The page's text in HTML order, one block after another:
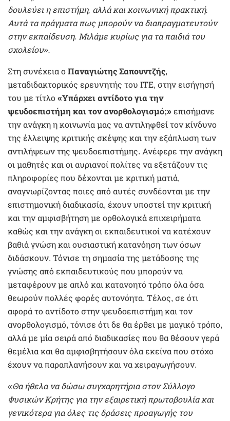
δουλεύει η επιστήμη, αλλά και κοινωνική πρακτική.
Αυτά τα πράγματα πως μπορούν να διαπραγματευτούν
στην εκπαίδευση. Μιλάμε κυρίως για τα παιδιά του
σχολείου».
Στη συνέχεια ο Παναγιώτης Σαπουντζής,
μεταδιδακτορικός ερευνητής του ΙΤΕ, στην εισήγησή
του με τίτλο «Υπάρχει αντίδοτο για την
ψευδοεπιστήμη και τον ανορθολογισμό;» επισήμανε
την ανάγκη η κοινωνία μας να αντιληφθεί τον κίνδυνο
της έλλειψης κριτικής σκέψης και την εξάπλωση των
αντιλήψεων της ψευδοεπιστήμης. Ανέφερε την ανάγκη
οι μαθητές και οι αυριανοί πολίτες να εξετάζουν τις
πληροφορίες που δέχονται με κριτική ματιά,
αναγνωρίζοντας ποιες από αυτές συνδέονται με την
επιστημονική διαδικασία, έχουν υποστεί την κριτική
και την αμφισβήτηση με ορθολογικά επιχειρήματα
καθώς και την ανάγκη οι εκπαιδευτικοί να κατέχουν
βαθιά γνώση και ουσιαστική κατανόηση των όσων
διδάσκουν. Τόνισε τη σημασία της μετάδοσης της
γνώσης από εκπαιδευτικούς που μπορούν να
μεταφέρουν με απλό και κατανοητό τρόπο όλα όσα
θεωρούν πολλές φορές αυτονόητα. Τέλος, σε ότι
αφορά το αντίδοτο στην ψευδοεπιστήμη και τον
ανορθολογισμό, τόνισε ότι δε θα έρθει με μαγικό τρόπο,
αλλά με μία σειρά από διαδικασίες που θα θέσουν γερά
θεμέλια και θα αμφισβητήσουν όλα εκείνα που στόχο
έχουν να παραπλανήσουν και να χειραγωγήσουν.
«Θα ήθελα να δώσω συγχαρητήρια στον Σύλλογο
Φυσικών Κρήτης για την εξαιρετική πρωτοβουλία και
γενικότερα για όλες τις δράσεις προαγωγής του